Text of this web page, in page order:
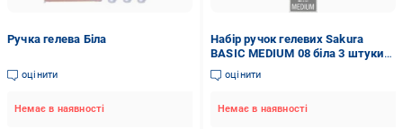
Ручка гелева Біла
оцінити
Немає в наявності
Набір ручок гелевих Sakura
BASIC MEDIUM 08 біла 3 штуки
POXPGBWH3
оцінити
Немає в наявності